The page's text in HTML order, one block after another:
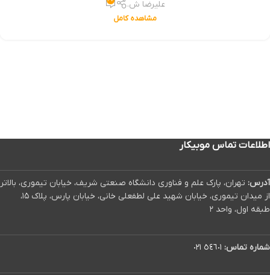
علیرضا ش.
مشاهده کامل
اطلاعات تماس موبیکار
آدرس: تهران، پارک علم و فناوری دانشگاه صنعتی شریف، خیابان تیموری، بالاتر
از میدان تیموری، خیابان شهید علی لطفعلی خانی، خیابان پارس، پلاک ۱۵،
طبقه اول، واحد ۲
شماره تماس: ٥٤٦٠١ ٠٢١